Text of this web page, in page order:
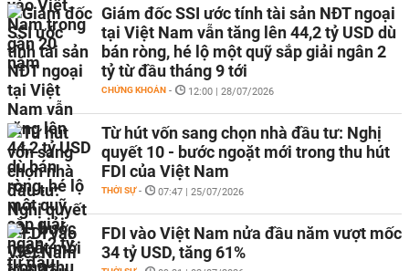
Giám đốc SSI ước tính tài sản NĐT ngoại
tại Việt Nam vẫn tăng lên 44,2 tỷ USD dù
bán ròng, hé lộ một quỹ sắp giải ngân 2
tỷ từ đầu tháng 9 tới
CHỨNG KHOÁN - 12:00 | 28/07/2026
Từ hút vốn sang chọn nhà đầu tư: Nghị
quyết 10 - bước ngoặt mới trong thu hút
FDI của Việt Nam
THỜI SỰ - 07:47 | 25/07/2026
FDI vào Việt Nam nửa đầu năm vượt mốc
34 tỷ USD, tăng 61%